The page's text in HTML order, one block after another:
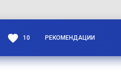
favorite 10 РЕКОМЕНДАЦИИ